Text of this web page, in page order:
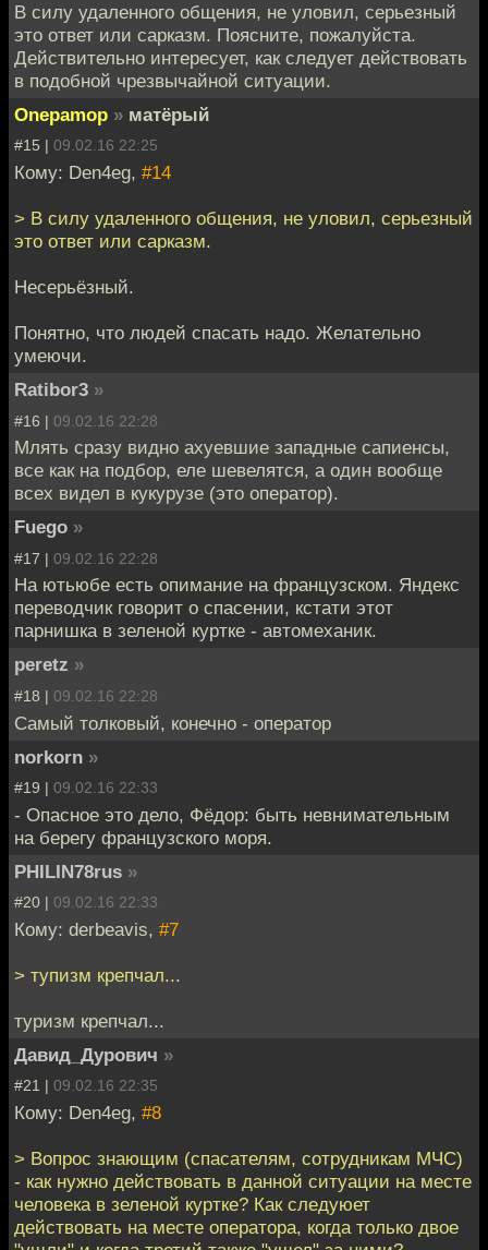
В силу удаленного общения, не уловил, серьезный
это ответ или сарказм. Поясните, пожалуйста.
Действительно интересует, как следует действовать
в подобной чрезвычайной ситуации.
Onepamop » матёрый
#15 | 09.02.16 22:25
Кому: Den4eg, #14
> В силу удаленного общения, не уловил, серьезный
это ответ или сарказм.
Несерьёзный.
Понятно, что людей спасать надо. Желательно
умеючи.
Ratibor3 »
#16 | 09.02.16 22:28
Млять сразу видно ахуевшие западные сапиенсы,
все как на подбор, еле шевелятся, а один вообще
всех видел в кукурузе (это оператор).
Fuego »
#17 | 09.02.16 22:28
На ютьюбе есть опимание на французском. Яндекс
переводчик говорит о спасении, кстати этот
парнишка в зеленой куртке - автомеханик.
peretz »
#18 | 09.02.16 22:28
Самый толковый, конечно - оператор
norkorn »
#19 | 09.02.16 22:33
- Опасное это дело, Фёдор: быть невнимательным
на берегу французского моря.
PHILIN78rus »
#20 | 09.02.16 22:33
Кому: derbeavis, #7
> тупизм крепчал...
туризм крепчал...
Давид_Дурович »
#21 | 09.02.16 22:35
Кому: Den4eg, #8
> Вопрос знающим (спасателям, сотрудникам МЧС)
- как нужно действовать в данной ситуации на месте
человека в зеленой куртке? Как следуюет
действовать на месте оператора, когда только двое